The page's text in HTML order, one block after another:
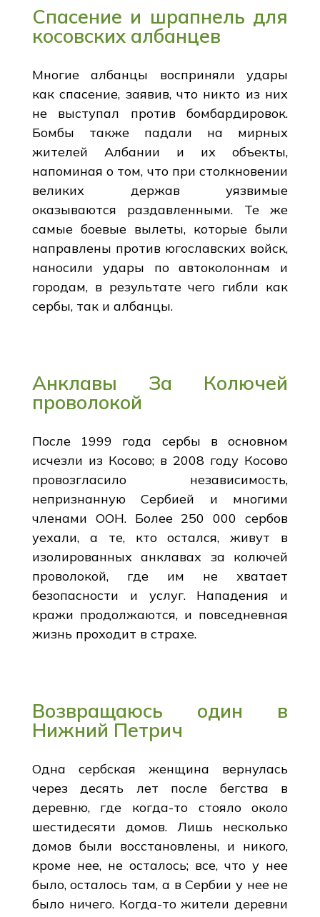
Спасение и шрапнель для
косовских албанцев
Многие албанцы восприняли удары
как спасение, заявив, что никто из них
не выступал против бомбардировок.
Бомбы также падали на мирных
жителей Албании и их объекты,
напоминая о том, что при столкновении
великих держав уязвимые
оказываются раздавленными. Те же
самые боевые вылеты, которые были
направлены против югославских войск,
наносили удары по автоколоннам и
городам, в результате чего гибли как
сербы, так и албанцы.
Анклавы За Колючей
проволокой
После 1999 года сербы в основном
исчезли из Косово; в 2008 году Косово
провозгласило независимость,
непризнанную Сербией и многими
членами ООН. Более 250 000 сербов
уехали, а те, кто остался, живут в
изолированных анклавах за колючей
проволокой, где им не хватает
безопасности и услуг. Нападения и
кражи продолжаются, и повседневная
жизнь проходит в страхе.
Возвращаюсь один в
Нижний Петрич
Одна сербская женщина вернулась
через десять лет после бегства в
деревню, где когда-то стояло около
шестидесяти домов. Лишь несколько
домов были восстановлены, и никого,
кроме нее, не осталось; все, что у нее
было, осталось там, а в Сербии у нее не
было ничего. Когда-то жители деревни